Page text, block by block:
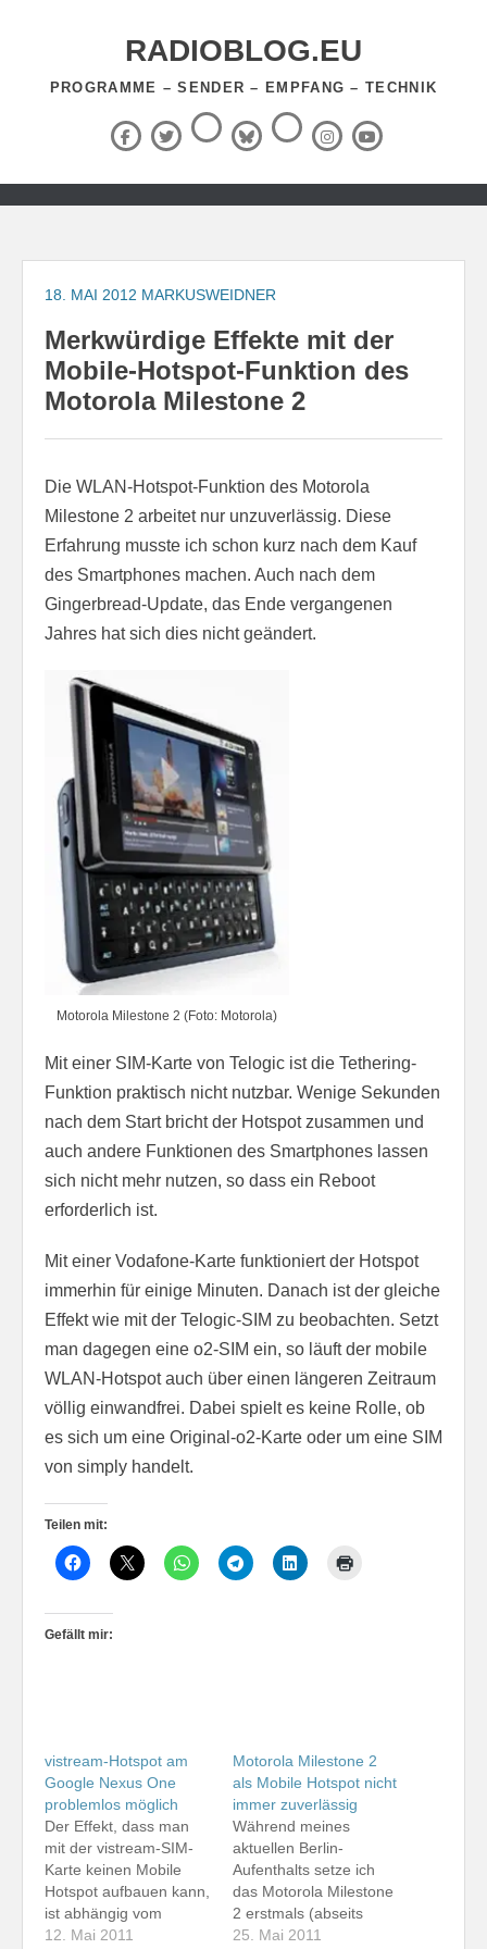
RADIOBLOG.EU
PROGRAMME – SENDER – EMPFANG – TECHNIK
Facebook
X
(Twitter)
ThreadsBlueSky
RSS-
Feed InstagramYouTube
Zum
springen
18. MAI 2012 MARKUSWEIDNER
Merkwürdige Effekte mit der
Mobile-Hotspot-Funktion des
Motorola Milestone 2
Die WLAN-Hotspot-Funktion des Motorola
Milestone 2 arbeitet nur unzuverlässig. Diese
Erfahrung musste ich schon kurz nach dem Kauf
des Smartphones machen. Auch nach dem
Gingerbread-Update, das Ende vergangenen
Jahres hat sich dies nicht geändert.
Motorola Milestone 2 (Foto: Motorola)
Mit einer SIM-Karte von Telogic ist die Tethering-
Funktion praktisch nicht nutzbar. Wenige Sekunden
nach dem Start bricht der Hotspot zusammen und
auch andere Funktionen des Smartphones lassen
sich nicht mehr nutzen, so dass ein Reboot
erforderlich ist.
Mit einer Vodafone-Karte funktioniert der Hotspot
immerhin für einige Minuten. Danach ist der gleiche
Effekt wie mit der Telogic-SIM zu beobachten. Setzt
man dagegen eine o2-SIM ein, so läuft der mobile
WLAN-Hotspot auch über einen längeren Zeitraum
völlig einwandfrei. Dabei spielt es keine Rolle, ob
es sich um eine Original-o2-Karte oder um eine SIM
von simply handelt.
Teilen mit:
Gefällt mir:
vistream-Hotspot am
Google Nexus One
problemlos möglich
Der Effekt, dass man
mit der vistream-SIM-
Karte keinen Mobile
Hotspot aufbauen kann,
ist abhängig vom
verwendeten
12. Mai 2011
Motorola Milestone 2
als Mobile Hotspot nicht
immer zuverlässig
Während meines
aktuellen Berlin-
Aufenthalts setze ich
das Motorola Milestone
2 erstmals (abseits
kurzer Tests nach dem
25. Mai 2011